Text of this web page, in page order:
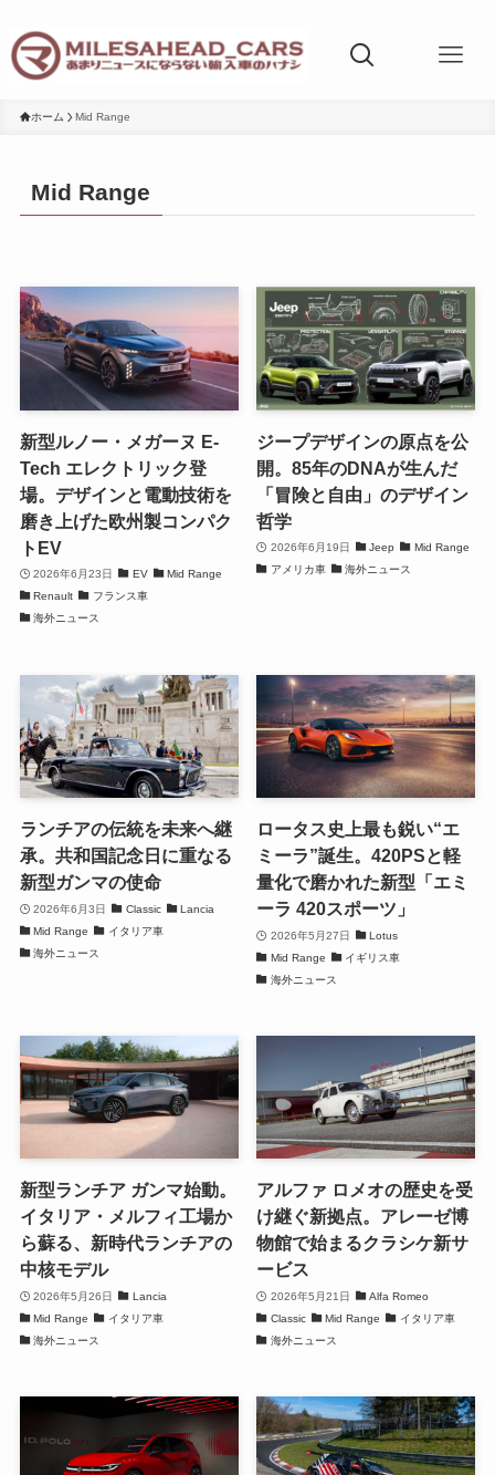
ホーム Mid Range
Mid Range
新型ルノー・メガーヌ E-
Tech エレクトリック登
場。デザインと電動技術を
磨き上げた欧州製コンパク
トEV
2026年6月23日 EV
Mid Range
Renault
フランス車
海外ニュース
ジープデザインの原点を公
開。85年のDNAが生んだ
「冒険と自由」のデザイン
哲学
2026年6月19日 Jeep
Mid Range
アメリカ車
海外ニュース
ランチアの伝統を未来へ継
承。共和国記念日に重なる
新型ガンマの使命
2026年6月3日 Classic
Lancia
Mid Range
イタリア車
海外ニュース
ロータス史上最も鋭い“エ
ミーラ”誕生。420PSと軽
量化で磨かれた新型「エミ
ーラ 420スポーツ」
2026年5月27日
Lotus
Mid Range
イギリス車
海外ニュース
新型ランチア ガンマ始動。
イタリア・メルフィ工場か
ら蘇る、新時代ランチアの
中核モデル
2026年5月26日
Lancia
Mid Range
イタリア車
海外ニュース
アルファ ロメオの歴史を受
け継ぐ新拠点。アレーゼ博
物館で始まるクラシケ新サ
ービス
2026年5月21日
Alfa Romeo
Classic
Mid Range
イタリア車
海外ニュース